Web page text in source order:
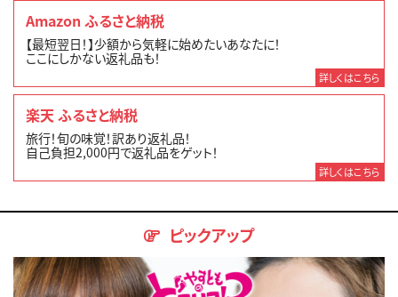
Amazon ふるさと納税
【最短翌日！】少額から気軽に始めたいあなたに！
ここにしかない返礼品も！
詳しくはこちら
楽天 ふるさと納税
旅行！旬の味覚！訳あり返礼品！
自己負担2,000円で返礼品をゲット！
詳しくはこちら
ピックアップ